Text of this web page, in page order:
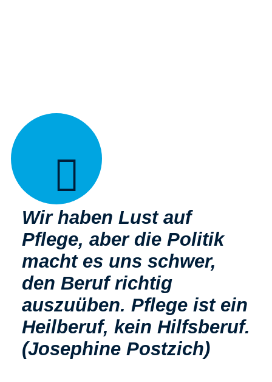
Wir haben Lust auf
Pflege, aber die Politik
macht es uns schwer,
den Beruf richtig
auszuüben. Pflege ist ein
Heilberuf, kein Hilfsberuf.
(Josephine Postzich)